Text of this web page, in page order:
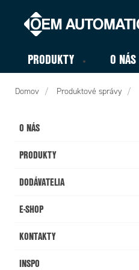
PRODUKTY O NÁS
Domov Produktové správy
O NÁS
PRODUKTY
DODÁVATELIA
E-SHOP
KONTAKTY
INSPO